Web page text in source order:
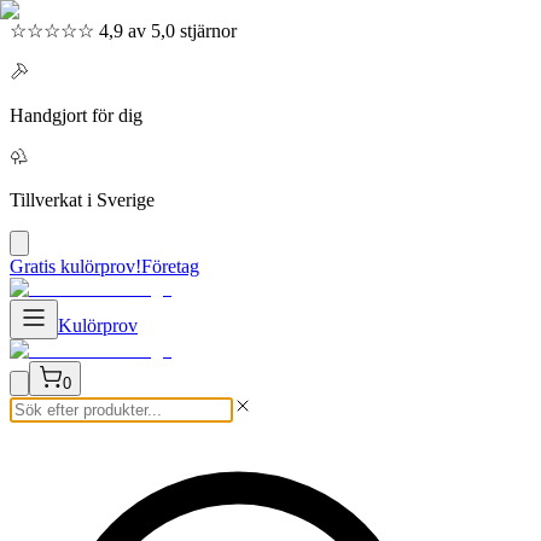
☆☆☆☆☆ 4,9 av 5,0 stjärnor
Handgjort för dig
Tillverkat i Sverige
Gratis kulörprov!Företag
Kulörprov
0